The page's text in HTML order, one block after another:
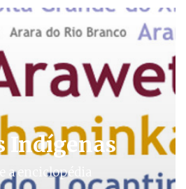
Indígenas
a enciclopédia